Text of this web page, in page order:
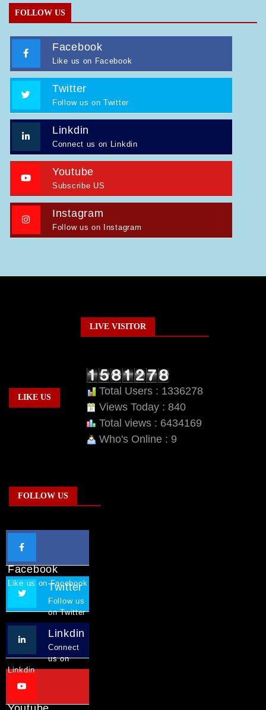
FOLLOW US
Facebook
Like us on Facebook
Twitter
Follow us on Twitter
Linkdin
Connect us on Linkdin
Youtube
Subscribe US
Instagram
Follow us on Instagram
LIKE US
LIVE VISITOR
Total Users : 1336278
Views Today : 840
Total views : 6434169
Who's Online : 9
FOLLOW US
Facebook
Like us on Facebook
Twitter
Follow us
on Twitter
Linkdin
Connect
us on
Linkdin